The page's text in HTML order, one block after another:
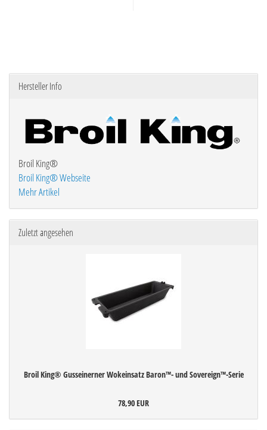
Hersteller Info
Broil King®
Broil King® Webseite
Mehr Artikel
Zuletzt angesehen
Broil King® Gusseinerner Wokeinsatz Baron™- und Sovereign™-Serie
78,90 EUR